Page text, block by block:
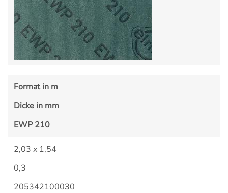
Format in m
Dicke in mm
EWP 210
2,03 x 1,54
0,3
205342100030